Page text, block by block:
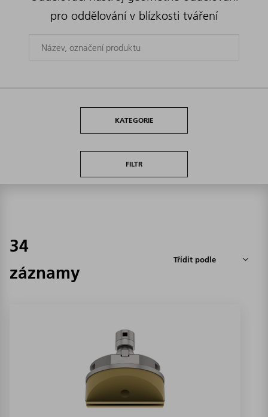
pro oddělování v blízkosti tváření
KATEGORIE
FILTR
34
záznamy